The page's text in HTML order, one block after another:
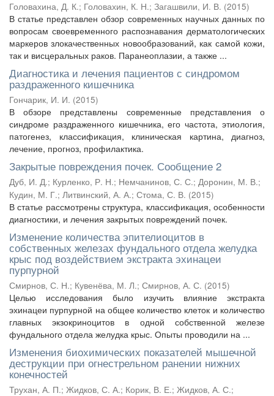
Головахина, Д. К.; Головахин, К. Н.; Загашвили, И. В. (2015)
В статье представлен обзор современных научных данных по
вопросам своевременного распознавания дерматологических
маркеров злокачественных новообразований, как самой кожи,
так и висцеральных раков. Паранеоплазии, а также ...
Диагностика и лечения пациентов с синдромом
раздраженного кишечника
Гончарик, И. И. (2015)
В обзоре представлены современные представления о
синдроме раздраженного кишечника, его частота, этиология,
патогенез, классификация, клиническая картина, диагноз,
лечение, прогноз, профилактика.
Закрытые повреждения почек. Сообщение 2
Дуб, И. Д.; Курленко, Р. Н.; Немчанинов, С. С.; Доронин, М. В.;
Кудин, М. Г.; Литвинский, А. А.; Стома, С. В. (2015)
В статье рассмотрены структура, классификация, особенности
диагностики, и лечения закрытых повреждений почек.
Изменение количества эпителиоцитов в
собственных железах фундального отдела желудка
крыс под воздействием экстракта эхинацеи
пурпурной
Смирнов, С. Н.; Кувенёва, М. Л.; Смирнов, А. С. (2015)
Целью исследования было изучить влияние экстракта
эхинацеи пурпурной на общее количество клеток и количество
главных экзокриноцитов в одной собственной железе
фундального отдела желудка крыс. Опыты проводили на ...
Изменения биохимических показателей мышечной
деструкции при огнестрельном ранении нижних
конечностей
Трухан, А. П.; Жидков, С. А.; Корик, В. Е.; Жидков, А. С.;